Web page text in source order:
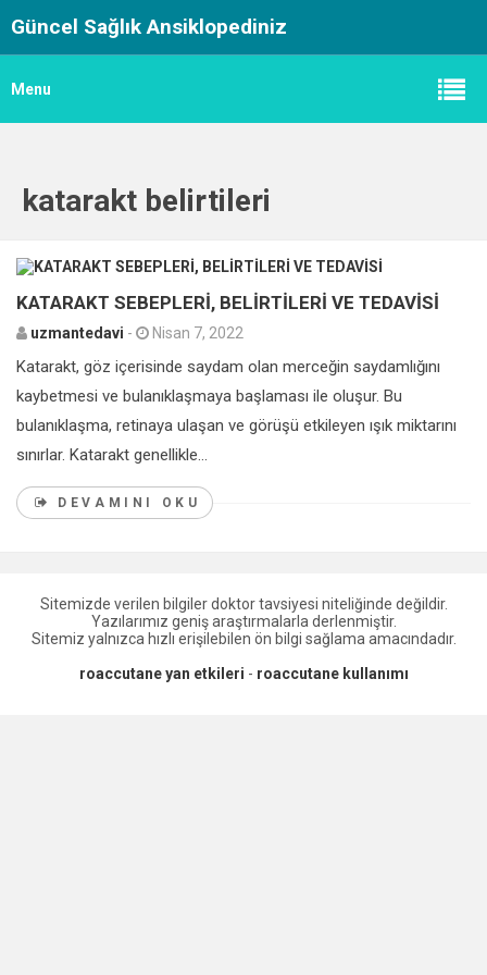
Güncel Sağlık Ansiklopediniz
Menu
katarakt belirtileri
KATARAKT SEBEPLERİ, BELİRTİLERİ VE TEDAVİSİ
uzmantedavi - Nisan 7, 2022
Katarakt, göz içerisinde saydam olan merceğin saydamlığını
kaybetmesi ve bulanıklaşmaya başlaması ile oluşur. Bu
bulanıklaşma, retinaya ulaşan ve görüşü etkileyen ışık miktarını
sınırlar. Katarakt genellikle...
DEVAMINI OKU
Sitemizde verilen bilgiler doktor tavsiyesi niteliğinde değildir.
Yazılarımız geniş araştırmalarla derlenmiştir.
Sitemiz yalnızca hızlı erişilebilen ön bilgi sağlama amacındadır.
roaccutane yan etkileri - roaccutane kullanımı